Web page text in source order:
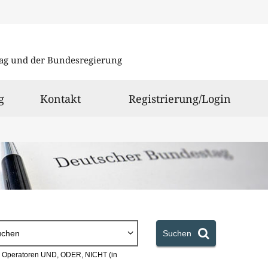
und der Bundesregierung
Kontakt Registrierung/Login
Suchen
UND, ODER, NICHT (in